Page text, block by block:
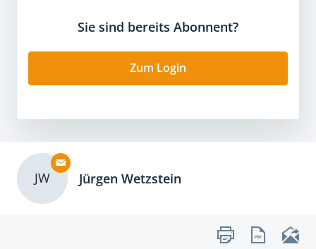
Sie sind bereits Abonnent?
Zum Login
JW Jürgen Wetzstein